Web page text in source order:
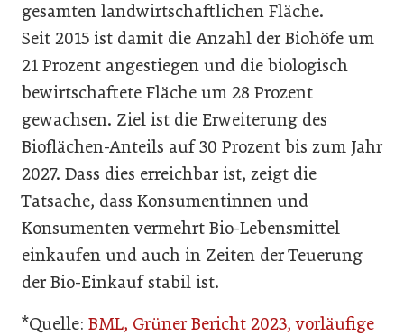
gesamten landwirtschaftlichen Fläche.
Seit 2015 ist damit die Anzahl der Biohöfe um
21 Prozent angestiegen und die biologisch
bewirtschaftete Fläche um 28 Prozent
gewachsen. Ziel ist die Erweiterung des
Bioflächen-Anteils auf 30 Prozent bis zum Jahr
2027. Dass dies erreichbar ist, zeigt die
Tatsache, dass Konsumentinnen und
Konsumenten vermehrt Bio-Lebensmittel
einkaufen und auch in Zeiten der Teuerung
der Bio-Einkauf stabil ist.
*Quelle: BML, Grüner Bericht 2023, vorläufige